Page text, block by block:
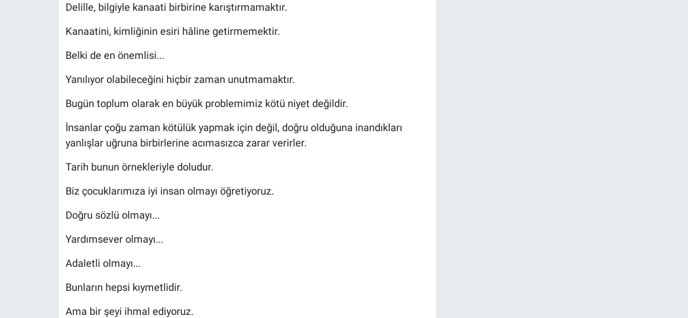
Delille, bilgiyle kanaati birbirine karıştırmamaktır.
Kanaatini, kimliğinin esiri hâline getirmemektir.
Belki de en önemlisi...
Yanılıyor olabileceğini hiçbir zaman unutmamaktır.
Bugün toplum olarak en büyük problemimiz kötü niyet değildir.
İnsanlar çoğu zaman kötülük yapmak için değil, doğru olduğuna inandıkları
yanlışlar uğruna birbirlerine acımasızca zarar verirler.
Tarih bunun örnekleriyle doludur.
Biz çocuklarımıza iyi insan olmayı öğretiyoruz.
Doğru sözlü olmayı...
Yardımsever olmayı...
Adaletli olmayı...
Bunların hepsi kıymetlidir.
Ama bir şeyi ihmal ediyoruz.